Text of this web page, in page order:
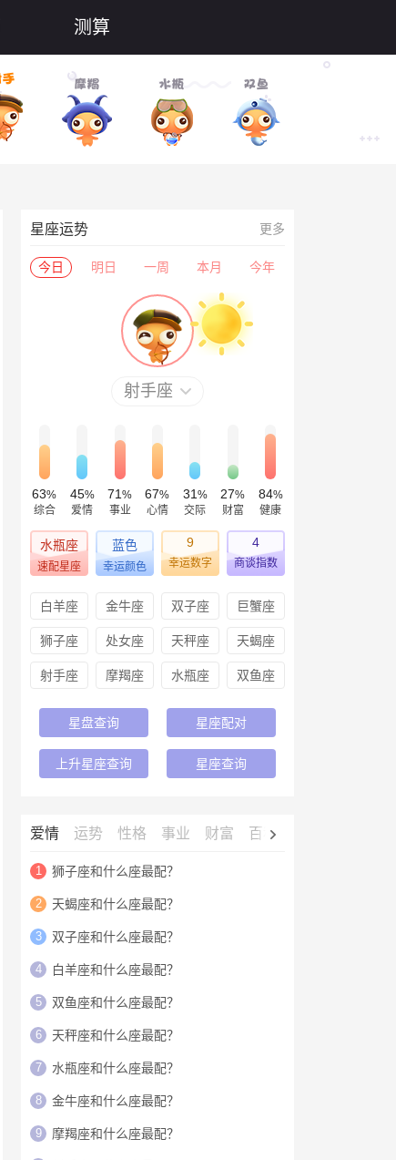
测算
星座运势 更多
今日 明日 一周 本月 今年
射手座
63%
综合
45%
爱情
71%
事业
67%
心情
31 %
交际
27%
财富
84%
健康
水瓶座
速配星座
蓝色
幸运颜色
9
幸运数字
4
商谈指数
白羊座 金牛座 双子座 巨蟹座
狮子座 处女座 天秤座 天蝎座
射手座 摩羯座 水瓶座 双鱼座
星盘查询 星座配对
上升星座查询 星座查询
爱情 运势 性格 事业 财富 百科
1 狮子座和什么座最配？
2 天蝎座和什么座最配？
3 双子座和什么座最配？
4 白羊座和什么座最配？
5 双鱼座和什么座最配？
6 天秤座和什么座最配？
7 水瓶座和什么座最配？
8 金牛座和什么座最配？
9 摩羯座和什么座最配？